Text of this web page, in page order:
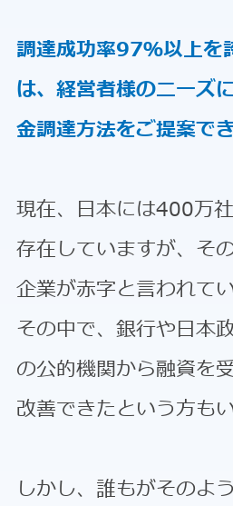
調達成功率97％以上を
は、経営者様のニーズ
金調達方法をご提案で
現在、日本には400万
存在していますが、そ
企業が赤字と言われてい
その中で、銀行や日本
の公的機関から融資を
改善できたという方も
しかし、誰もがそのよ